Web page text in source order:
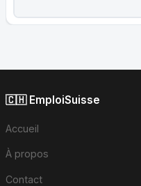
🇨🇭 EmploiSuisse
Accueil
À propos
Contact